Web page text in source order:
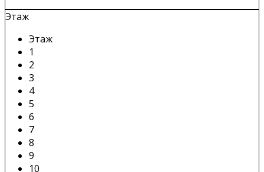
Этаж
Этаж
1
2
3
4
5
6
7
8
9
10